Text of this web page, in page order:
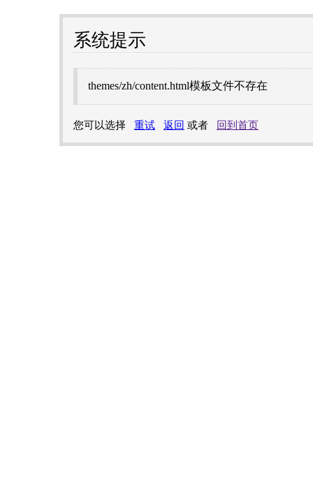
系统提示
themes/zh/content.html模板文件不存在
您可以选择 重试 返回 或者 回到首页